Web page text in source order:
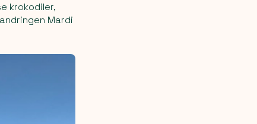
krokodiler,
Mardi